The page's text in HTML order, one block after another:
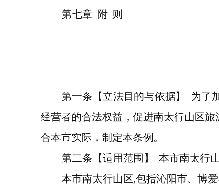
第七章 附 则
第一条 【立法目的与依据】
为了
经营者的合法权益， 促进南太行山区旅
合本市实际，制定本条例。
第二条 【适用范围】 本市南太行
本市南太行山区,包括沁阳市、博